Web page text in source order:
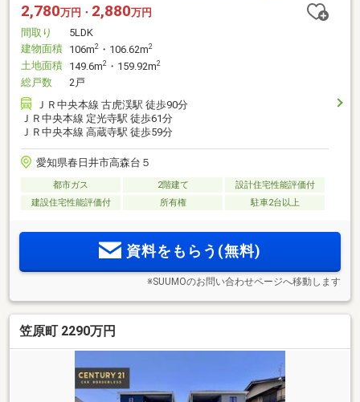
2,780万円・ 2,880万円
間取り
5LDK
建物面積 106m2 ・106.62m2
土地面積 149.6m2 ・159.92m2
総戸数
2戸
ＪＲ中央本線 古虎渓駅 徒歩90分
ＪＲ中央本線 定光寺駅 徒歩61分
ＪＲ中央本線 高蔵寺駅 徒歩59分
愛知県春日井市高森台５
都市ガス 2階建て
設計住宅性能評価付
建設住宅性能評価付
所有権 駐車2台以上
資料をもらう(無料)
※SUUMOのお問い合わせページへ移動します
笠原町 2290万円